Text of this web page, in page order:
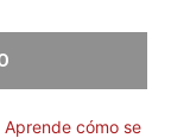
Aprende cómo se